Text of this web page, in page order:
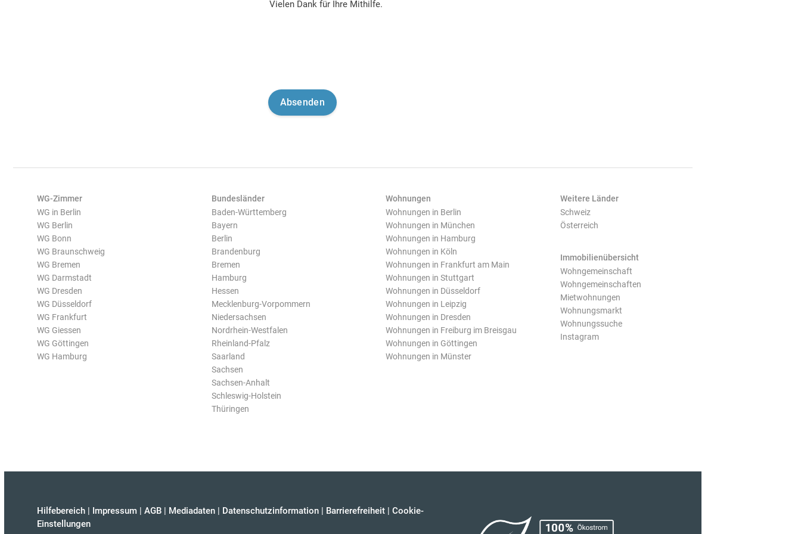
Vielen Dank für Ihre Mithilfe.
WG-Zimmer
WG in Berlin
WG Berlin
WG Bonn
WG Braunschweig
WG Bremen
WG Darmstadt
WG Dresden
WG Düsseldorf
WG Frankfurt
WG Giessen
WG Göttingen
WG Hamburg
Bundesländer
Baden-Württemberg
Bayern
Berlin
Brandenburg
Bremen
Hamburg
Hessen
Mecklenburg-Vorpommern
Niedersachsen
Nordrhein-Westfalen
Rheinland-Pfalz
Saarland
Sachsen
Sachsen-Anhalt
Schleswig-Holstein
Thüringen
Wohnungen
Wohnungen in Berlin
Wohnungen in München
Wohnungen in Hamburg
Wohnungen in Köln
Wohnungen in Frankfurt am Main
Wohnungen in Stuttgart
Wohnungen in Düsseldorf
Wohnungen in Leipzig
Wohnungen in Dresden
Wohnungen in Freiburg im Breisgau
Wohnungen in Göttingen
Wohnungen in Münster
Weitere Länder
Schweiz
Österreich
Immobilienübersicht
Wohngemeinschaft
Wohngemeinschaften
Mietwohnungen
Wohnungsmarkt
Wohnungssuche
Instagram
Hilfebereich | Impressum | AGB | Mediadaten | Datenschutzinformation | Barrierefreiheit | Cookie-
Einstellungen